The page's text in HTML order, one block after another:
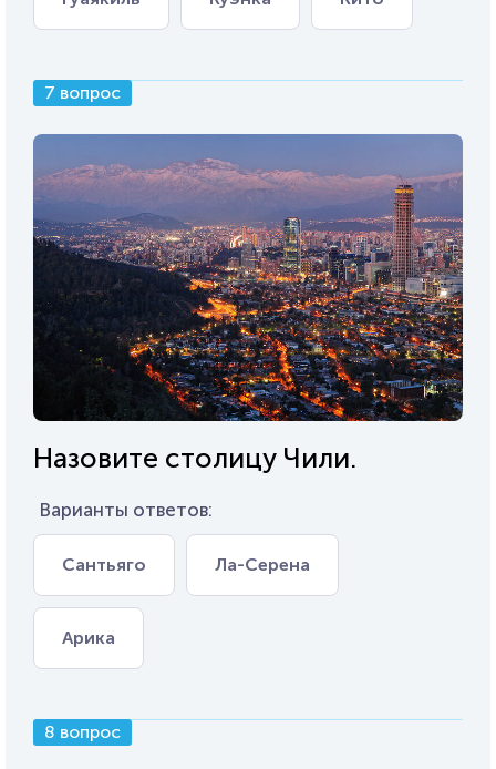
7 вопрос
Назовите столицу Чили.
Варианты ответов:
Сантьяго Ла-Серена
Арика
8 вопрос